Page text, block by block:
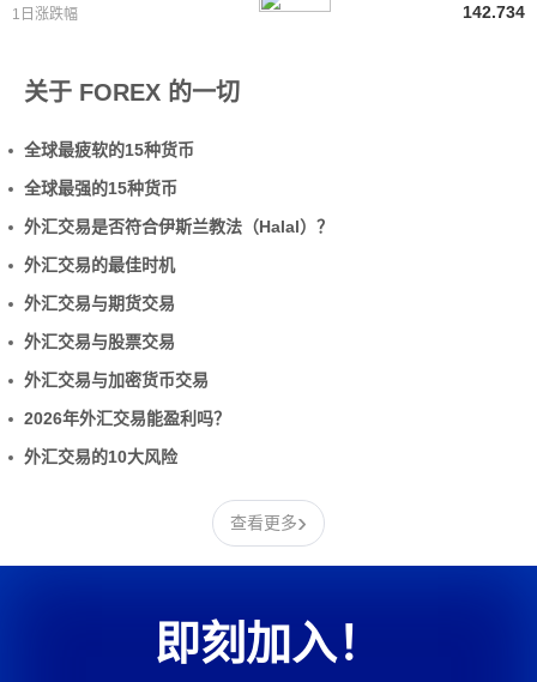
1日涨跌幅
142.734
关于 FOREX 的一切
全球最疲软的15种货币
全球最强的15种货币
外汇交易是否符合伊斯兰教法（Halal）？
外汇交易的最佳时机
外汇交易与期货交易
外汇交易与股票交易
外汇交易与加密货币交易
2026年外汇交易能盈利吗？
外汇交易的10大风险
查看更多›
即刻加入！